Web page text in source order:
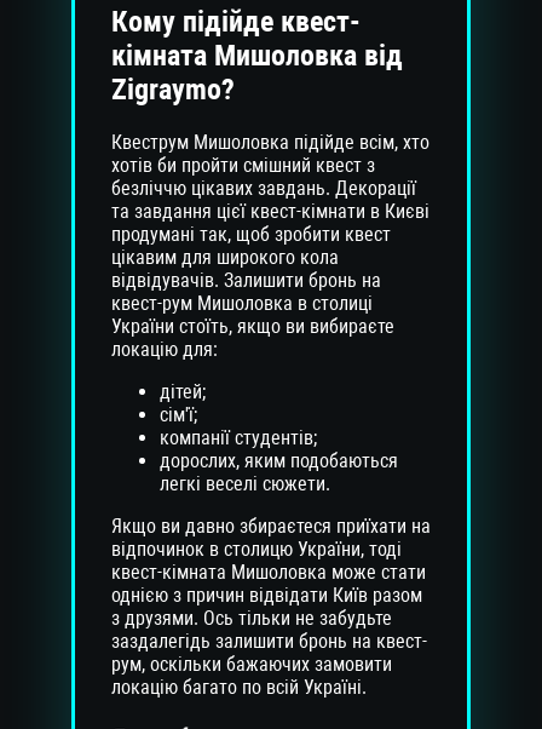
Кому підійде квест-
кімната Мишоловка від
Zigraymo?
Квеструм Мишоловка підійде всім, хто
хотів би пройти смішний квест з
безліччю цікавих завдань. Декорації
та завдання цієї квест-кімнати в Києві
продумані так, щоб зробити квест
цікавим для широкого кола
відвідувачів. Залишити бронь на
квест-рум Мишоловка в столиці
України стоїть, якщо ви вибираєте
локацію для:
дітей;
сім'ї;
компанії студентів;
дорослих, яким подобаються
легкі веселі сюжети.
Якщо ви давно збираєтеся приїхати на
відпочинок в столицю України, тоді
квест-кімната Мишоловка може стати
однією з причин відвідати Київ разом
з друзями. Ось тільки не забудьте
заздалегідь залишити бронь на квест-
рум, оскільки бажаючих замовити
локацію багато по всій Україні.